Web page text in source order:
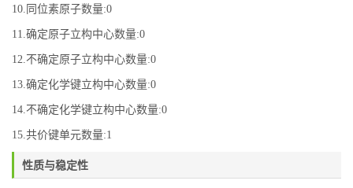
10.同位素原子数量:0
11.确定原子立构中心数量:0
12.不确定原子立构中心数量:0
13.确定化学键立构中心数量:0
14.不确定化学键立构中心数量:0
15.共价键单元数量:1
性质与稳定性